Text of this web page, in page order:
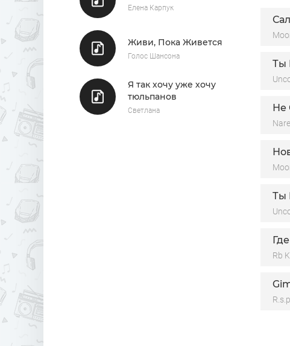
Елена Карпук
Живи, Пока Живется
Голос Шансона
Я так хочу уже хочу
тюльпанов
Светлана
Ты
Не
Ты
Rb